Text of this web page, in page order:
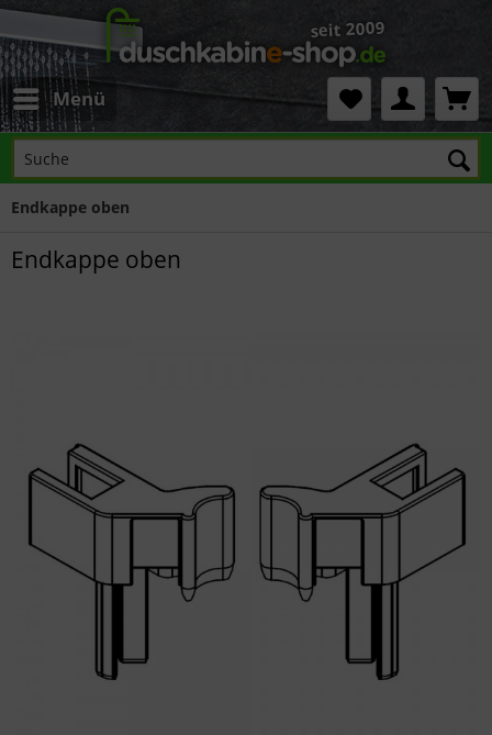
Menü
Endkappe oben
Endkappe oben